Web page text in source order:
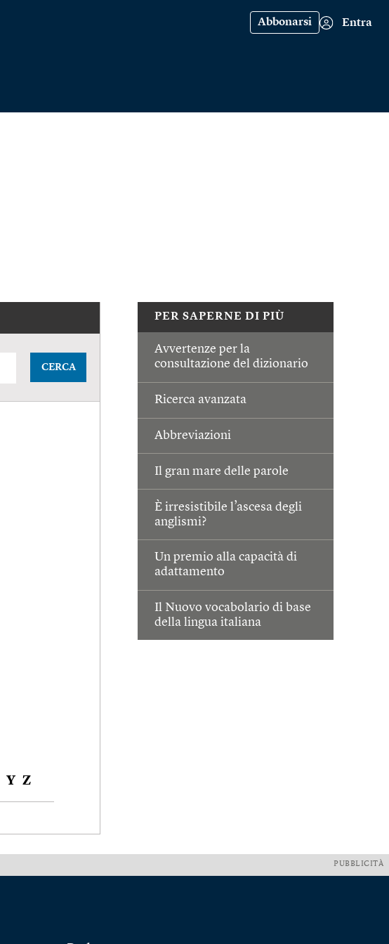
Abbonarsi Entra
PER SAPERNE DI PIÙ
Avvertenze per la
consultazione del dizionario
Ricerca avanzata
Abbreviazioni
Il gran mare delle parole
È irresistibile l’ascesa degli
anglismi?
Un premio alla capacità di
adattamento
Il Nuovo vocabolario di base
della lingua italiana
CERCA
Y Z
PUBBLICITÀ